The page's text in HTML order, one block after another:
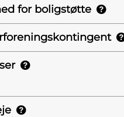
for boligstøtte